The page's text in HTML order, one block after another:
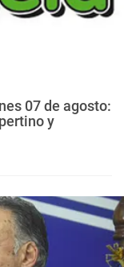
07 de agosto:
y